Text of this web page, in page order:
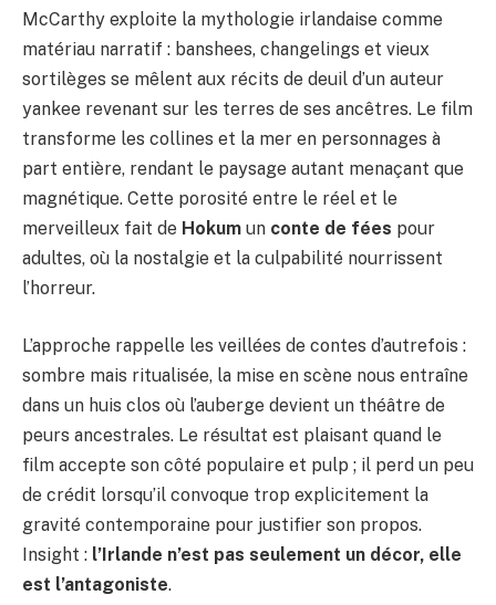
McCarthy exploite la mythologie irlandaise comme
matériau narratif : banshees, changelings et vieux
sortilèges se mêlent aux récits de deuil d’un auteur
yankee revenant sur les terres de ses ancêtres. Le film
transforme les collines et la mer en personnages à
part entière, rendant le paysage autant menaçant que
magnétique. Cette porosité entre le réel et le
merveilleux fait de Hokum un conte de fées pour
adultes, où la nostalgie et la culpabilité nourrissent
l’horreur.
L’approche rappelle les veillées de contes d’autrefois :
sombre mais ritualisée, la mise en scène nous entraîne
dans un huis clos où l’auberge devient un théâtre de
peurs ancestrales. Le résultat est plaisant quand le
film accepte son côté populaire et pulp ; il perd un peu
de crédit lorsqu’il convoque trop explicitement la
gravité contemporaine pour justifier son propos.
Insight : l’Irlande n’est pas seulement un décor, elle
est l’antagoniste.